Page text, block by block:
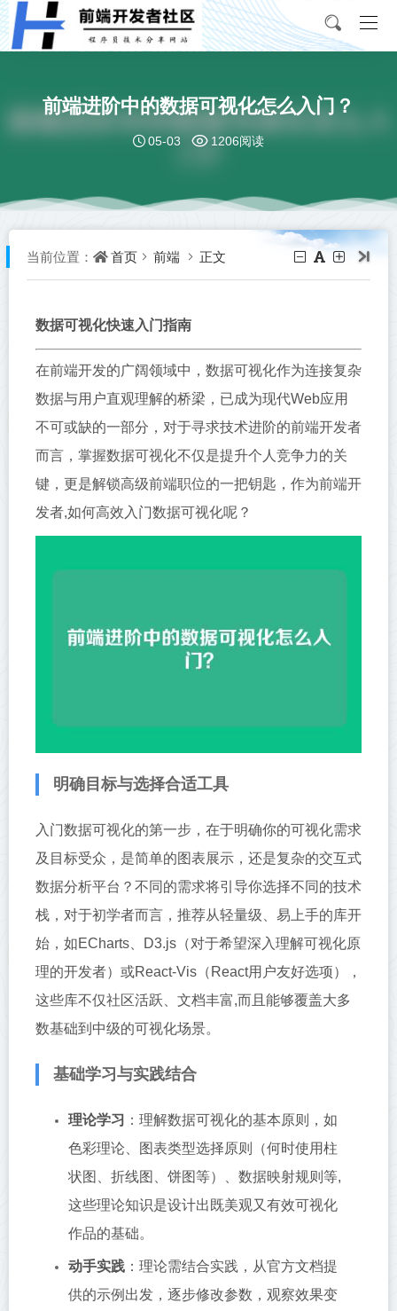
前端进阶中的数据可视化怎么入门？
05-03 1206阅读
当前位置： 首页 前端 正文
数据可视化快速入门指南
在前端开发的广阔领域中，数据可视化作为连接复杂
数据与用户直观理解的桥梁，已成为现代Web应用
不可或缺的一部分，对于寻求技术进阶的前端开发者
而言，掌握数据可视化不仅是提升个人竞争力的关
键，更是解锁高级前端职位的一把钥匙，作为前端开
发者,如何高效入门数据可视化呢？
明确目标与选择合适工具
入门数据可视化的第一步，在于明确你的可视化需求
及目标受众，是简单的图表展示，还是复杂的交互式
数据分析平台？不同的需求将引导你选择不同的技术
栈，对于初学者而言，推荐从轻量级、易上手的库开
始，如ECharts、D3.js（对于希望深入理解可视化原
理的开发者）或React-Vis（React用户友好选项），
这些库不仅社区活跃、文档丰富,而且能够覆盖大多
数基础到中级的可视化场景。
基础学习与实践结合
理论学习 ：理解数据可视化的基本原则，如
色彩理论、图表类型选择原则（何时使用柱
状图、折线图、饼图等）、数据映射规则等,
这些理论知识是设计出既美观又有效可视化
作品的基础。
动手实践：理论需结合实践，从官方文档提
供的示例出发，逐步修改参数，观察效果变